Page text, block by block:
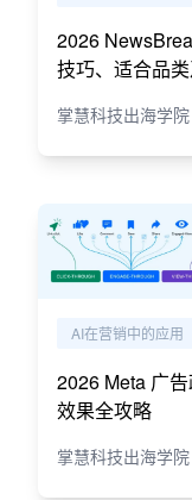
2026
技巧、适合品
掌慧科技出海学
AI在营销中的应用
2026 Meta 广
效果全攻略
掌慧科技出海学